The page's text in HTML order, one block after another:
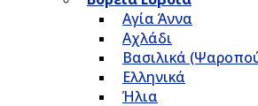
Αγία Άννα
Αχλάδι
Βασιλικά
Ελληνικά
Ήλια